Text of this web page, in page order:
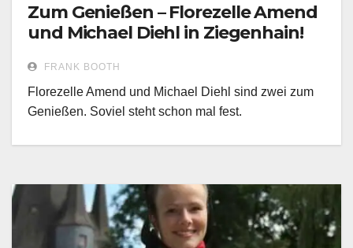
Zum Genießen – Florezelle Amend
und Michael Diehl in Ziegenhain!
FRANK BOOTH
Florezelle Amend und Michael Diehl sind zwei zum
Genießen. Soviel steht schon mal fest.